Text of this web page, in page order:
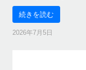
続きを読む
2026年7月5日